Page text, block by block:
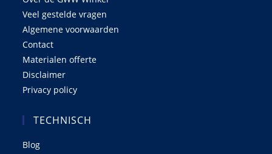
Veel gestelde vragen
Algemene voorwaarden
Contact
Materialen offerte
Disclaimer
Privacy policy
TECHNISCH
Blog